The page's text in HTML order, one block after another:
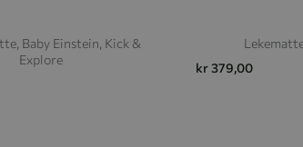
Baby Einstein, Kick &
Explore
kr 379,00